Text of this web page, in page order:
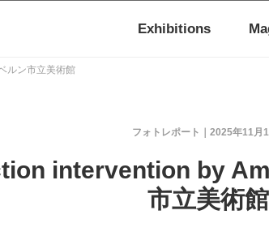
Exhibitions
ルン市立美術館
2025年11月
フォトレポート
intervention by
市立美術館